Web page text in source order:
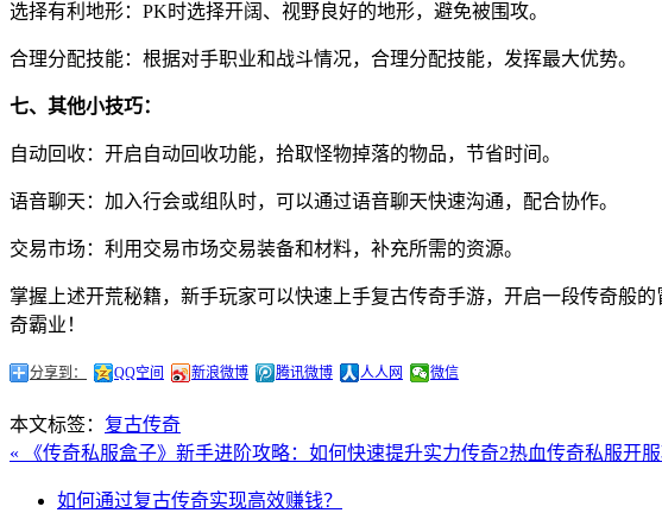
选择有利地形：PK时选择开阔、视野良好的地形，避免被围攻。
合理分配技能：根据对手职业和战斗情况，合理分配技能，发挥最大优势。
七、其他小技巧：
自动回收：开启自动回收功能，拾取怪物掉落的物品，节省时间。
语音聊天：加入行会或组队时，可以通过语音聊天快速沟通，配合协作。
交易市场：利用交易市场交易装备和材料，补充所需的资源。
掌握上述开荒秘籍，新手玩家可以快速上手复古传奇手游，开启一段传奇般
奇霸业！
分享到： QQ空间 新浪微博 腾讯微博 人人网 微信
本文标签： 复古传奇
« 《传奇私服盒子》新手进阶攻略：如何快速提升实力传奇2热血传奇私服开
如何通过复古传奇实现高效赚钱？